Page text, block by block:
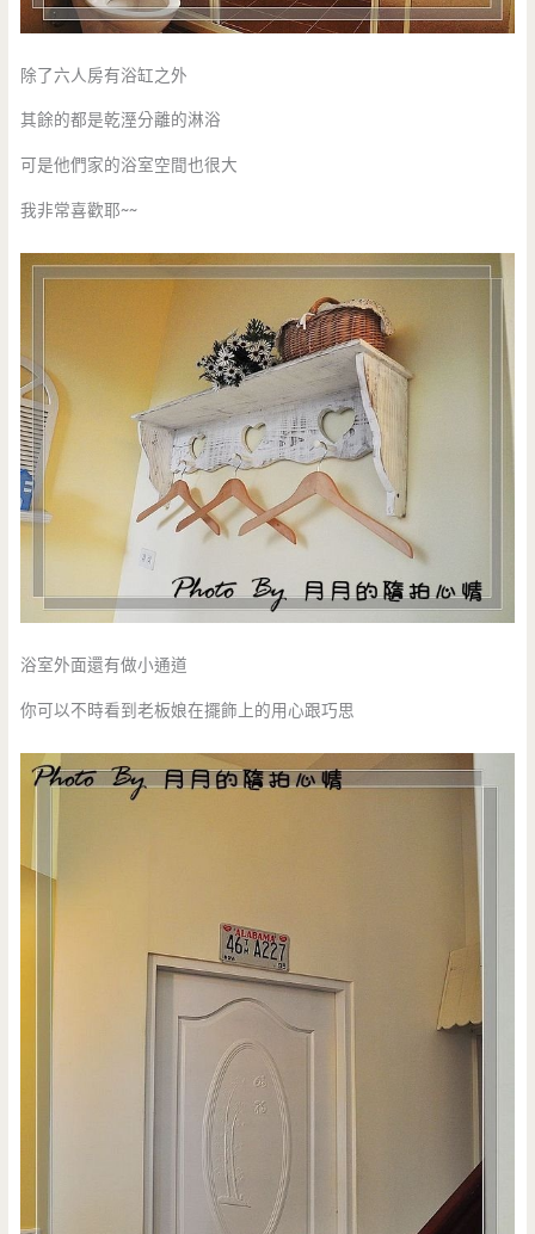
除了六人房有浴缸之外
其餘的都是乾溼分離的淋浴
可是他們家的浴室空間也很大
我非常喜歡耶~~
浴室外面還有做小通道
你可以不時看到老板娘在擺飾上的用心跟巧思